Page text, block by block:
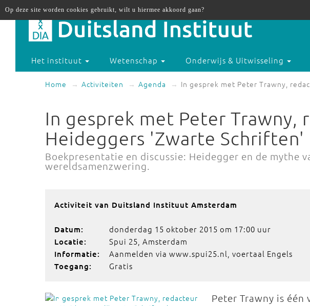
Het instituut Wetenschap Onderwijs & Uitwisseling
Home Activiteiten Agenda In gesprek met Peter Trawny,
In gesprek met Peter Trawny,
Heideggers 'Zwarte Schriften'
Boekpresentatie en discussie: Heidegger en de mythe
wereldsamenzwering.
Activiteit van Duitsland Instituut Amsterdam
Datum: donderdag 15 oktober 2015 om 17:00 uur
Locatie: Spui 25, Amsterdam
Informatie: Aanmelden via www.spui25.nl, voertaal Engels
Toegang: Gratis
Peter Trawny is
Op deze site worden cookies gebruikt, wilt u hiermee akkoord gaan?